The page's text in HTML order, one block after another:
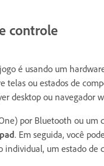
controle
é usando um
telas ou estados de
desktop ou navegador
por Bluetooth ou
. Em seguida, você
um estado de